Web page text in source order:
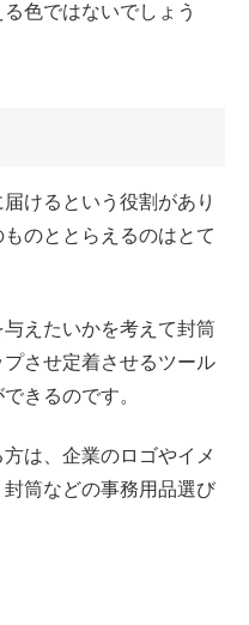
色ではないでしょう
けるという役割があり
のととらえるのはとて
えたいかを考えて封筒
させ定着させるツール
きるのです。
は、企業のロゴやイメ
筒などの事務用品選び